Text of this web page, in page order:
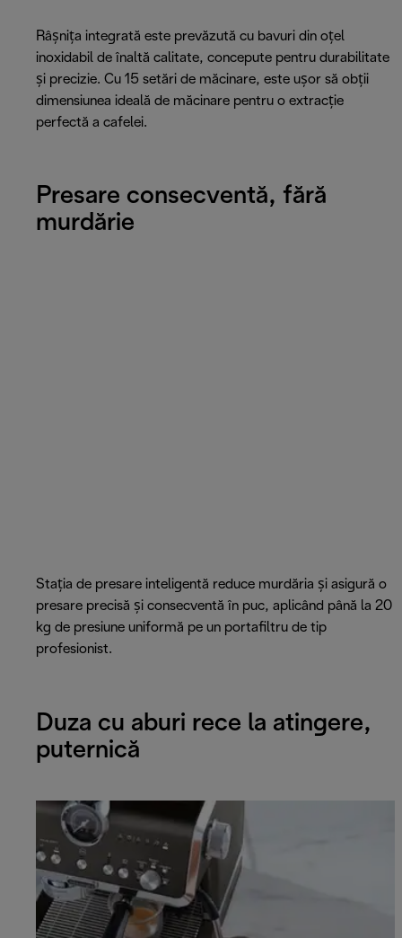
Râșnița integrată este prevăzută cu bavuri din oțel
inoxidabil de înaltă calitate, concepute pentru durabilitate
și precizie. Cu 15 setări de măcinare, este ușor să obții
dimensiunea ideală de măcinare pentru o extracție
perfectă a cafelei.
Presare consecventă, fără
murdărie
Stația de presare inteligentă reduce murdăria și asigură o
presare precisă și consecventă în puc, aplicând până la 20
kg de presiune uniformă pe un portafiltru de tip
profesionist.
Duza cu aburi rece la atingere,
puternică